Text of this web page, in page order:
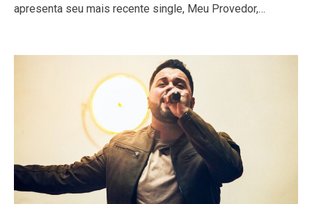
apresenta seu mais recente single, Meu Provedor,…